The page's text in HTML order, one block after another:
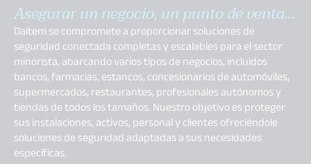
Asegurar un negocio, un punto de venta...
Daitem se compromete a proporcionar soluciones de
seguridad conectada completas y escalables para el sector
minorista, abarcando varios tipos de negocios, incluidos
bancos, farmacias, estancos, concesionarios de automóviles,
supermercados, restaurantes, profesionales autónomos y
tiendas de todos los tamaños. Nuestro objetivo es proteger
sus instalaciones, activos, personal y clientes ofreciéndole
soluciones de seguridad adaptadas a sus necesidades
específicas.